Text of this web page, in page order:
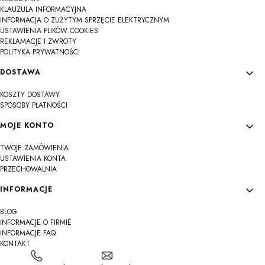
KLAUZULA INFORMACYJNA
INFORMACJA O ZUŻYTYM SPRZĘCIE ELEKTRYCZNYM
USTAWIENIA PLIKÓW COOKIES
REKLAMACJE I ZWROTY
POLITYKA PRYWATNOŚCI
DOSTAWA
KOSZTY DOSTAWY
SPOSOBY PŁATNOŚCI
MOJE KONTO
TWOJE ZAMÓWIENIA
USTAWIENIA KONTA
PRZECHOWALNIA
INFORMACJE
BLOG
INFORMACJE O FIRMIE
INFORMACJE FAQ
KONTAKT